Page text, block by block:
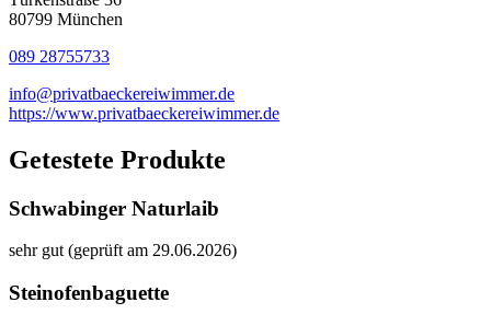
80799 München
089 28755733
info@privatbaeckereiwimmer.de
https://www.privatbaeckereiwimmer.de
Getestete Produkte
Schwabinger Naturlaib
sehr gut (geprüft am 29.06.2026)
Steinofenbaguette